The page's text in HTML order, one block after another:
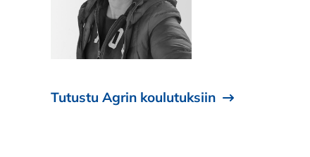
Tutustu Agrin koulutuksiin